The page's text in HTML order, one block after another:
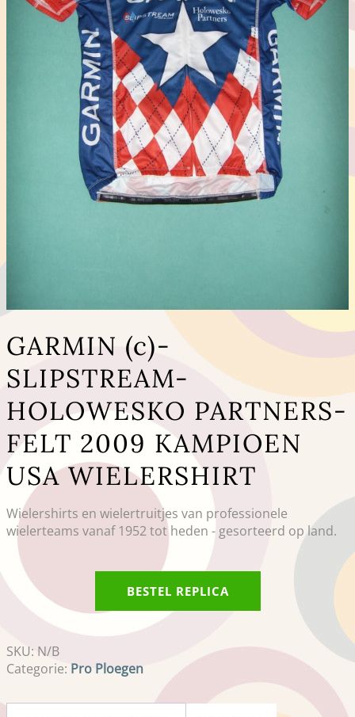
GARMIN (c)-
SLIPSTREAM-
HOLOWESKO PARTNERS-
FELT 2009 KAMPIOEN
USA WIELERSHIRT
Wielershirts en wielertruitjes van professionele
wielerteams vanaf 1952 tot heden - gesorteerd op land.
BESTEL REPLICA
SKU: N/B
Categorie: Pro Ploegen